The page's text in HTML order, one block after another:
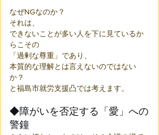
なぜNGなのか？
それは、
できないことが多い人を下に見ているか
らこその
「過剰な尊重」であり、
本質的な理解とは言えないのではない
か？
と福島市就労支援凸では考えます。
◆障がいを否定する「愛」への
警鐘